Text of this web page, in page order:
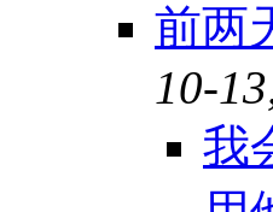
前两
10-
我